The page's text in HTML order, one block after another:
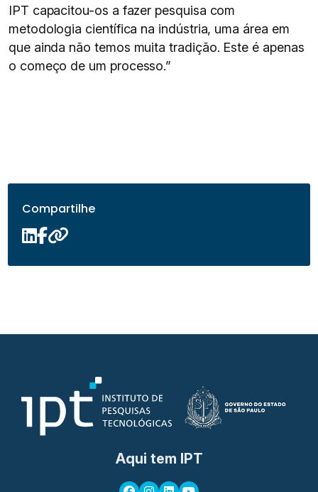
IPT capacitou-os a fazer pesquisa com
metodologia científica na indústria, uma área em
que ainda não temos muita tradição. Este é apenas
o começo de um processo.”
Compartilhe
Aqui tem IPT